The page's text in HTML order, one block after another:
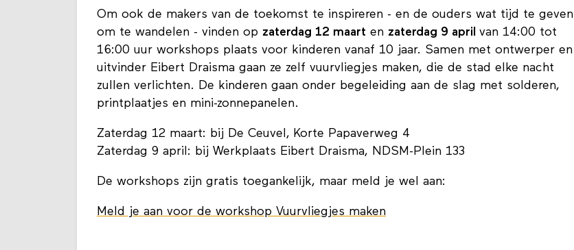
Om ook de makers van de toekomst te inspireren - en de ouders wat tijd te geven
om te wandelen - vinden op zaterdag 12 maart en zaterdag 9 april van 14:00 tot
16:00 uur workshops plaats voor kinderen vanaf 10 jaar. Samen met ontwerper en
uitvinder Eibert Draisma gaan ze zelf vuurvliegjes maken, die de stad elke nacht
zullen verlichten. De kinderen gaan onder begeleiding aan de slag met solderen,
printplaatjes en mini-zonnepanelen.
Zaterdag 12 maart: bij De Ceuvel, Korte Papaverweg 4
Zaterdag 9 april: bij Werkplaats Eibert Draisma, NDSM-Plein 133
De workshops zijn gratis toegankelijk, maar meld je wel aan:
Meld je aan voor de workshop Vuurvliegjes maken